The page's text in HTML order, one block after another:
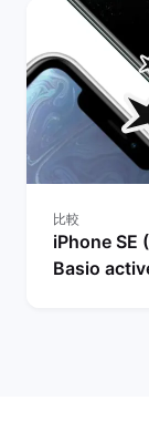
比較
iPhone SE
Basio